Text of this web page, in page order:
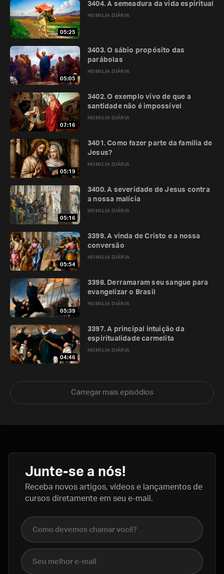
05:25
HOMILIA DIÁRIA
3404. A semeadura da vida espiritual
05:05
HOMILIA DIÁRIA
3403. O sábio propósito das
parábolas
07:16
HOMILIA DIÁRIA
3402. O exemplo vivo de que a
santidade não é impossível
05:19
HOMILIA DIÁRIA
3401. Como fazer parte da família de
Jesus?
05:16
HOMILIA DIÁRIA
3400. A severidade de Jesus contra
a nossa malícia
05:54
HOMILIA DIÁRIA
3399. A vinda de Cristo e a nossa
conversão
05:39
HOMILIA DIÁRIA
3398. Derramaram seu sangue para
evangelizar o Brasil
04:46
HOMILIA DIÁRIA
3397. A principal intuição da
espiritualidade carmelita
Carregar mais episódios
Junte-se a nós!
Receba novos artigos, vídeos e lançamentos de
cursos diretamente em seu e-mail.
Nome completo
E-mail